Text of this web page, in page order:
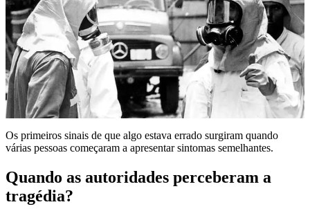
Os primeiros sinais de que algo estava errado surgiram quando
várias pessoas começaram a apresentar sintomas semelhantes.
Quando as autoridades perceberam a
tragédia?